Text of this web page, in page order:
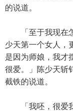
的说道。
「至于我现在怎
少天第一个女人，
是因为师娘，我才
很爱。」陈少天斩
截铁的说道。
「我呸，很爱我